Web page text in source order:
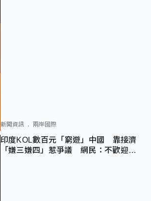
新聞資訊 兩岸國際
印度KOL數百元「窮遊」中國 靠接濟
「嫌三嫌四」惹爭議 網民：不歡迎劣